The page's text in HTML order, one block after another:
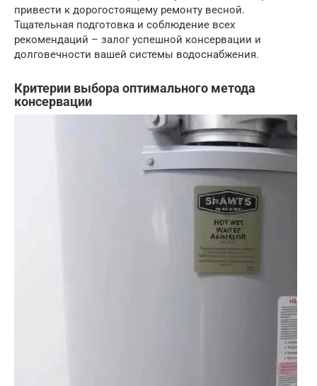
привести к дорогостоящему ремонту весной.
Тщательная подготовка и соблюдение всех
рекомендаций – залог успешной консервации и
долговечности вашей системы водоснабжения.
Критерии выбора оптимального метода
консервации